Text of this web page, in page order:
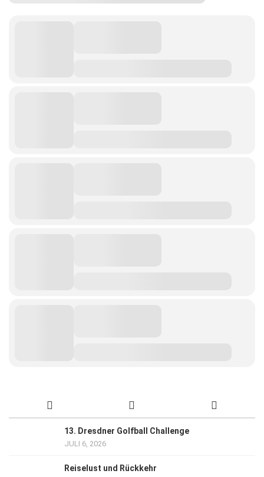
13. Dresdner Golfball Challenge
JULI 6, 2026
Reiselust und Rückkehr